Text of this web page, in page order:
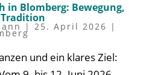
in Blomberg: Bewegung,
| 25. April 2026 |
und ein klares Ziel: